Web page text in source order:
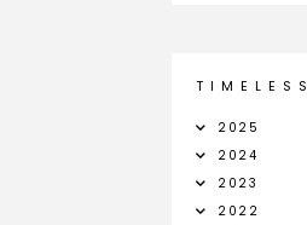
T I M E L E S S
2025
2024
2023
2022